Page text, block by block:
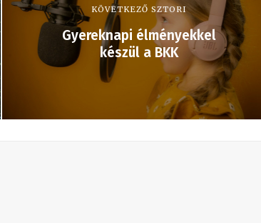
KÖVETKEZŐ SZTORI
Gyereknapi élményekkel
készül a BKK